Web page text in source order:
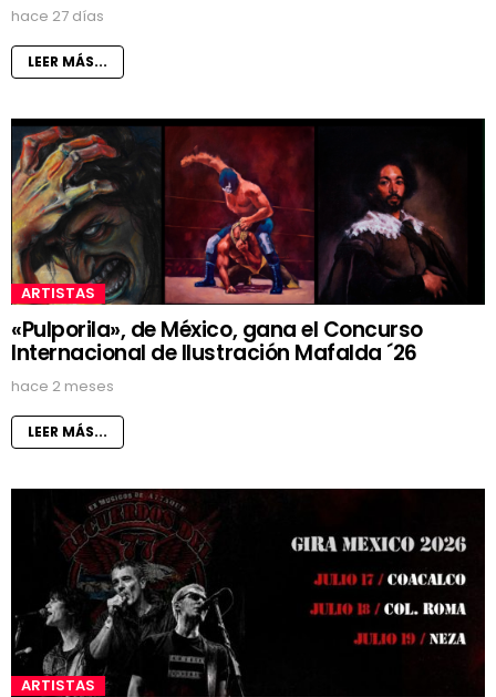
hace 27 días
LEER MÁS...
ARTISTAS
«Pulporila», de México, gana el Concurso
Internacional de Ilustración Mafalda ´26
hace 2 meses
LEER MÁS...
ARTISTAS